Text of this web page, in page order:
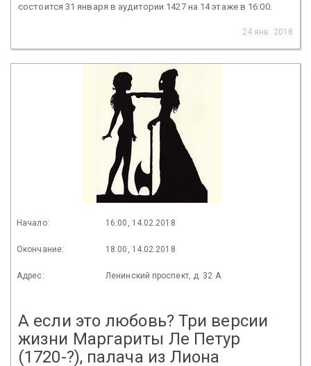
состоится 31 января в аудитории 1427 на 14 этаже в 16:00.
24 янв. 2018
Начало: 16:00, 14.02.2018
Окончание: 18:00, 14.02.2018
Адрес: Ленинский проспект, д. 32 А
А если это любовь? Три версии
жизни Маргариты Ле Петур
(1720-?), палача из Лиона